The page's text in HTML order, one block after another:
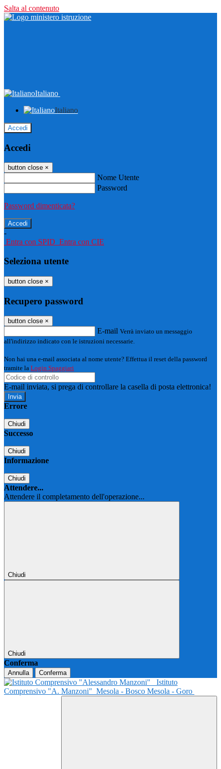
Salta al contenuto
Italiano
Italiano
Accedi
Accedi
button close ×
Nome Utente
Password
Password dimenticata?
-
Entra con SPID Entra con CIE
Seleziona utente
button close ×
Recupero password
button close ×
E-mail Verrà inviato un messaggio
all'indirizzo indicato con le istruzioni necessarie.
Non hai una e-mail associata al nome utente? Effettua il reset della password
tramite la Login Spaggiari
E-mail inviata, si prega di controllare la casella di posta elettronica!
Errore
Chiudi
Successo
Chiudi
Informazione
Chiudi
Attendere...
Attendere il completamento dell'operazione...
Chiudi
Chiudi
Conferma
Annulla Conferma
Istituto
Comprensivo "A. Manzoni" Mesola - Bosco Mesola - Goro